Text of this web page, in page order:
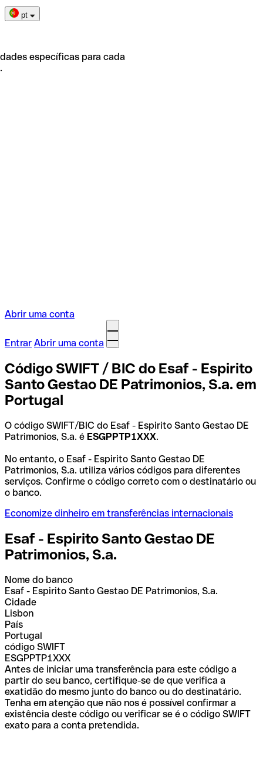
pt
específicas para cada
Abrir uma conta
Entrar Abrir uma conta
Código SWIFT / BIC do Esaf - Espirito
Santo Gestao DE Patrimonios, S.a. em
Portugal
O código SWIFT/BIC do Esaf - Espirito Santo Gestao DE
Patrimonios, S.a. é ESGPPTP1XXX.
No entanto, o Esaf - Espirito Santo Gestao DE
Patrimonios, S.a. utiliza vários códigos para diferentes
serviços. Confirme o código correto com o destinatário ou
o banco.
Economize dinheiro em transferências internacionais
Esaf - Espirito Santo Gestao DE
Patrimonios, S.a.
Nome do banco
Esaf - Espirito Santo Gestao DE Patrimonios, S.a.
Cidade
Lisbon
País
Portugal
código SWIFT
ESGPPTP1XXX
Antes de iniciar uma transferência para este código a
partir do seu banco, certifique-se de que verifica a
exatidão do mesmo junto do banco ou do destinatário.
Tenha em atenção que não nos é possível confirmar a
existência deste código ou verificar se é o código SWIFT
exato para a conta pretendida.